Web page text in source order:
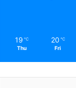
19 ℃
Thu
20 ℃
Fri